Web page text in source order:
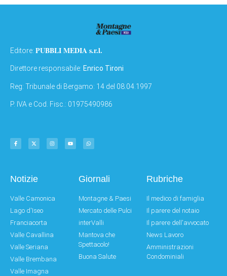
Editore: PUBBLI MEDIA s.r.l.
Direttore responsabile: Enrico Tironi
Reg: Tribunale di Bergamo: 14 del 08.04.1997
P. IVA e Cod. Fisc.: 01975490986
Notizie
Valle Camonica
Lago d'Iseo
Franciacorta
Valle Cavallina
Valle Seriana
Valle Brembana
Valle Imagna
Giornali
Montagne & Paesi
Mercato delle Pulci
interValli
Mantova che
Spettacolo!
Buona Salute
Rubriche
Il medico di famiglia
Il parere del notaio
Il parere dell'avvocato
News Lavoro
Amministrazioni
Condominiali